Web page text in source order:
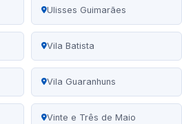
Ulisses Guimarães
Vila Batista
Vila Guaranhuns
Vinte e Três de Maio